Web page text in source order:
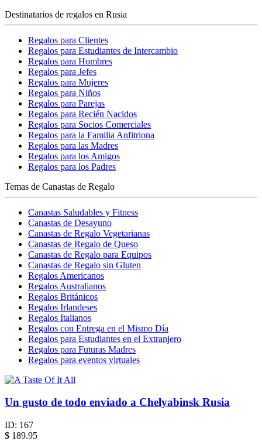
Destinatarios de regalos en Rusia
Regalos para Clientes
Regalos para Estudiantes de Intercambio
Regalos para Hombres
Regalos para Jefes
Regalos para Mujeres
Regalos para Niños
Regalos para Parejas
Regalos para Recién Nacidos
Regalos para Socios Comerciales
Regalos para la Familia Anfitriona
Regalos para las Madres
Regalos para los Amigos
Regalos para los Padres
Temas de Canastas de Regalo
Canastas Saludables y Fitness
Canastas de Desayuno
Canastas de Regalo Vegetarianas
Canastas de Regalo de Queso
Canastas de Regalo para Equipos
Canastas de Regalo sin Gluten
Regalos Americanos
Regalos Australianos
Regalos Británicos
Regalos Irlandeses
Regalos Italianos
Regalos con Entrega en el Mismo Día
Regalos para Estudiantes en el Extranjero
Regalos para Futuras Madres
Regalos para eventos virtuales
Un gusto de todo enviado a Chelyabinsk Rusia
ID: 167
$ 189.95